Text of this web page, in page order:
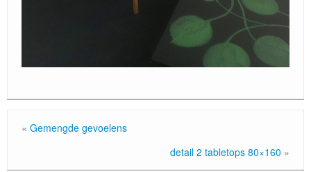
« Gemengde gevoelens
detail 2 tabletops 80×160 »